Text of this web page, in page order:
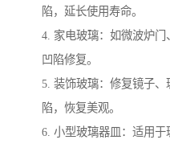
陷，延长使用寿命。
4. 家电玻璃：如微波炉
凹陷修复。
5. 装饰玻璃：修复镜子
陷，恢复美观。
6. 小型玻璃器皿：适用